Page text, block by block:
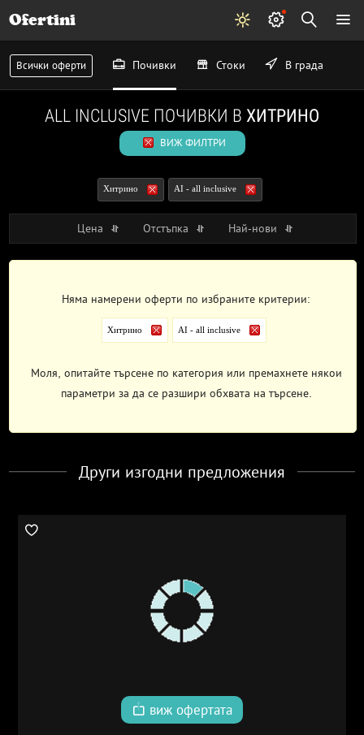
Ofertini
Всички оферти Почивки Стоки В града
ALL INCLUSIVE ПОЧИВКИ В ХИТРИНО
ВИЖ ФИЛТРИ
Хитрино AI - all inclusive
Цена Отстъпка Най-нови
Няма намерени оферти по избраните критерии:
Хитрино AI - all inclusive
Моля, опитайте търсене по категория или премахнете някои
параметри за да се разшири обхвата на търсене.
Други изгодни предложения
виж офертата